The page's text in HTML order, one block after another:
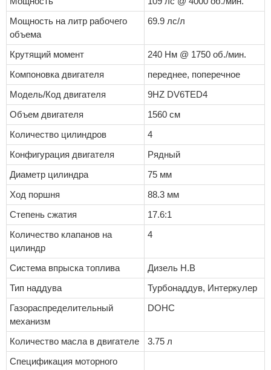
Мощность на литр рабочего
объема
69.9 лс/л
Крутящий момент
240 Нм @ 1750 об./мин.
Компоновка двигателя
переднее, поперечное
Модель/Код двигателя
9HZ DV6TED4
Объем двигателя
1560 см
Количество цилиндров
4
Конфигурация двигателя
Рядный
Диаметр цилиндра
75 мм
Ход поршня
88.3 мм
Степень сжатия
17.6:1
Количество клапанов на
цилиндр
4
Система впрыска топлива
Дизель Н.В
Тип наддува
Турбонаддув, Интеркулер
Газораспределительный
механизм
DOHC
Количество масла в двигателе
3.75 л
Спецификация моторного